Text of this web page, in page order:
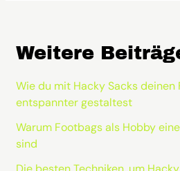
Weitere
Wie du mit Hacky Sacks deinen
entspannter gestaltest
Warum Footbags als Hobby
sind